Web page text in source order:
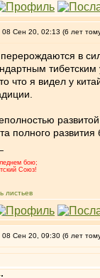
Сен 20, 02:13 (6 лет
в
что я видел у
полного
бою;
Союз!
листьев
Сен 20, 09:30 (6 лет